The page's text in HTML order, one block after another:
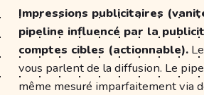
Impressions publicitaires
pipeline influencé par la
comptes cibles (actionnable).
vous parlent de la diffusion. Le
même mesuré imparfaitement via